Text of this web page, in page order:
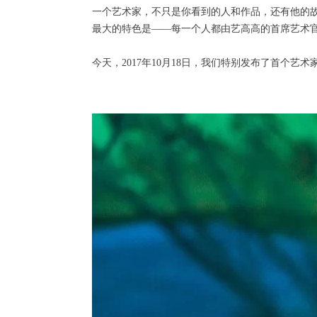
一个艺术家，不只是你看到的人和作品，还有他的
最大的特色是——每一个人都由艺高高的首席艺术
今天，2017年10月18日，我们特别发布了首个艺